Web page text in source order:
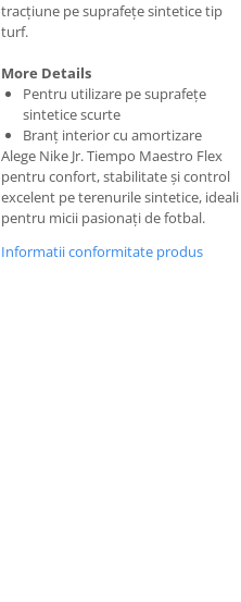
tracțiune pe suprafețe sintetice tip
turf.
More Details
Pentru utilizare pe suprafețe
sintetice scurte
Branț interior cu amortizare
Alege Nike Jr. Tiempo Maestro Flex
pentru confort, stabilitate și control
excelent pe terenurile sintetice, ideali
pentru micii pasionați de fotbal.
Informatii conformitate produs